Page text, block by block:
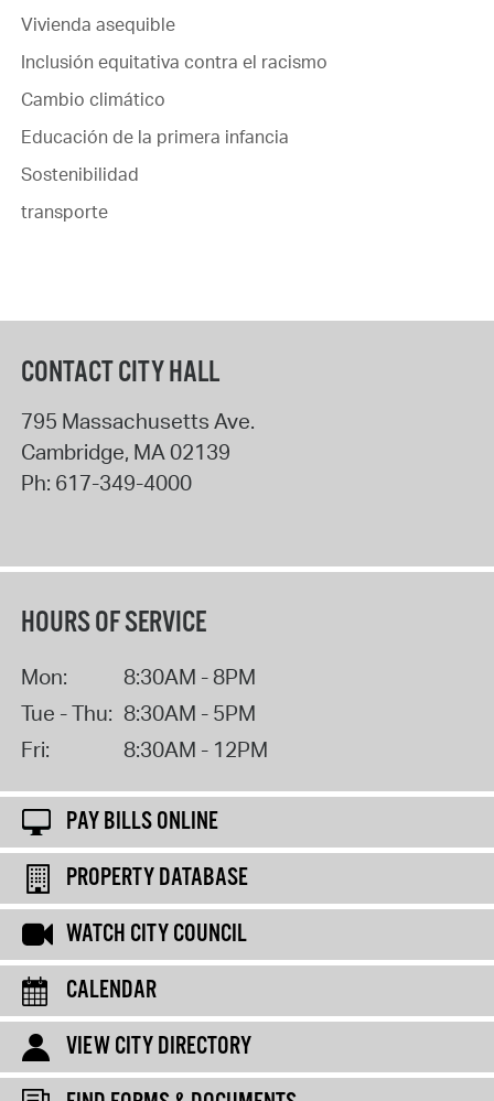
Vivienda asequible
Inclusión equitativa contra el racismo
Cambio climático
Educación de la primera infancia
Sostenibilidad
transporte
CONTACT CITY HALL
795 Massachusetts Ave.
Cambridge, MA02139
Ph: 617-349-4000
HOURS OF SERVICE
Mon:
8:30AM - 8PM
Tue - Thu: 8:30AM - 5PM
Fri:
8:30AM - 12PM
PAY BILLS ONLINE
PROPERTY DATABASE
WATCH CITY COUNCIL
CALENDAR
VIEW CITY DIRECTORY